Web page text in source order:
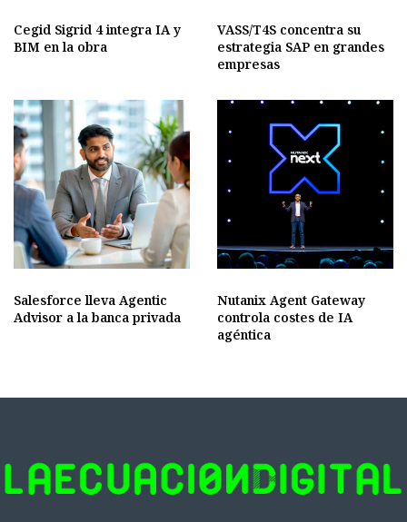
Cegid Sigrid 4 integra IA y
BIM en la obra
VASS/T4S concentra su
estrategia SAP en grandes
empresas
Salesforce lleva Agentic
Advisor a la banca privada
Nutanix Agent Gateway
controla costes de IA
agéntica